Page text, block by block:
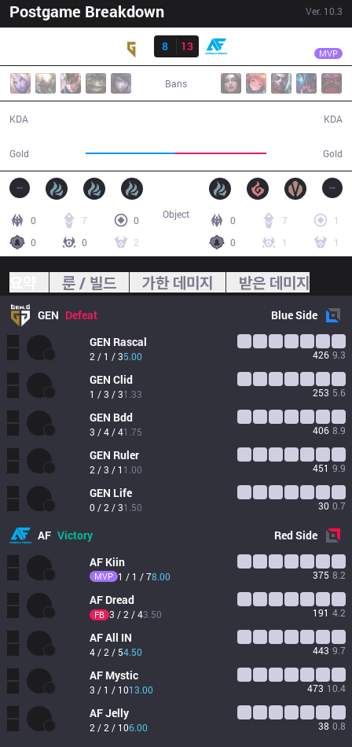
Postgame Breakdown Ver. 10.3
8
13 MVP
Bans
KDA
Gold Gold
KDA
0 7
0
0
0 2
0 7
1
0
1 1
Object
룬 / 빌드 가한 데미지 받은 데미지
GEN Defeat BlueSide
GEN Rascal
2 / 1 / 35.00 426 9.3
GEN Clid
1 / 3 / 31.33 253 5.6
GEN Bdd
3 / 4 / 41.75 406 8.9
GEN Ruler
2 / 3 / 1 1.00 451 9.9
GEN Life
0 / 2 / 31.50 30 0.7
AF Victory RedSide
AF Kiin
MVP 1 / 1 / 78.00 375 8.2
AF Dread
FB 3 / 2 / 43.50 191 4.2
AFAll IN
4 / 2 / 54.50 443 9.7
AF Mystic
3 / 1 / 1013.00 473 10.4
AFJelly
2 / 2 / 106.00 38 0.8